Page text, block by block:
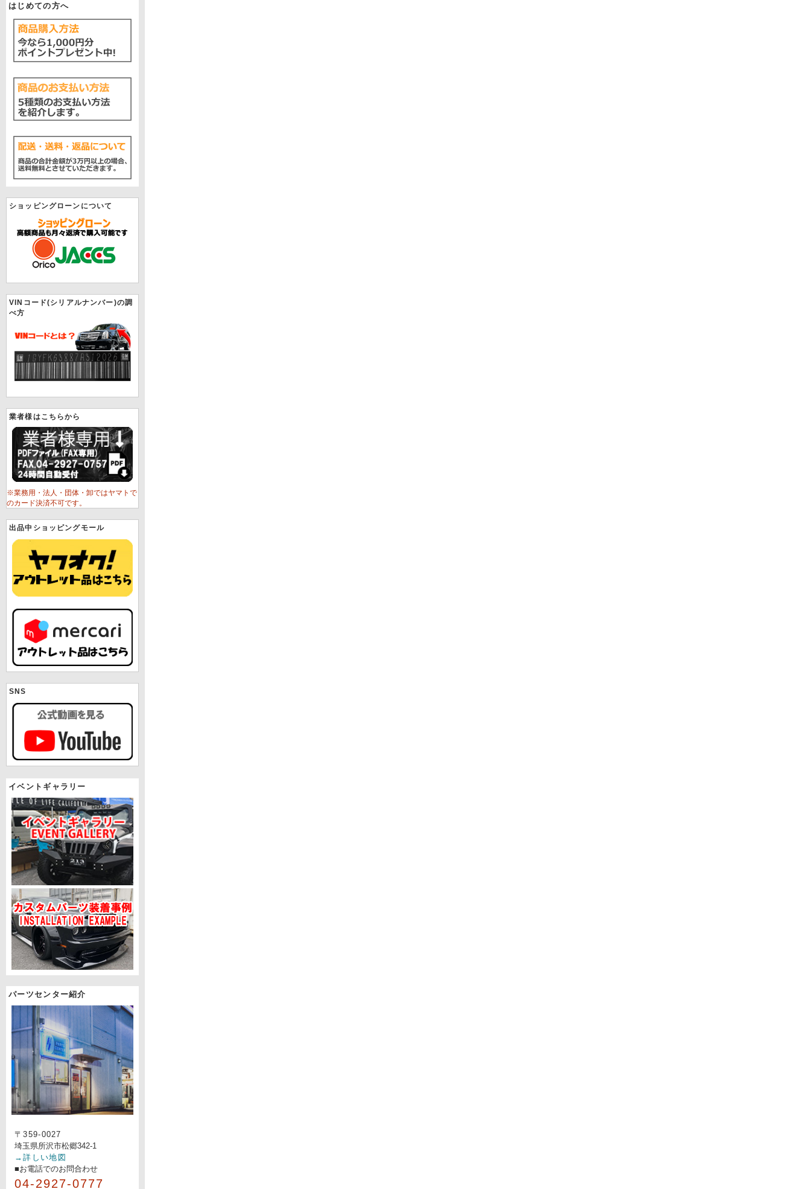
はじめての方へ
ショッピングローンについて
VINコード(シリアルナンバー)の調
べ方
業者様はこちらから
※業務用・法人・団体・卸ではヤマトで
のカード決済不可です。
出品中ショッピングモール
SNS
イベントギャラリー
パーツセンター紹介
〒359-0027
埼玉県所沢市松郷342-1
→詳しい地図
■お電話でのお問合わせ
04-2927-0777